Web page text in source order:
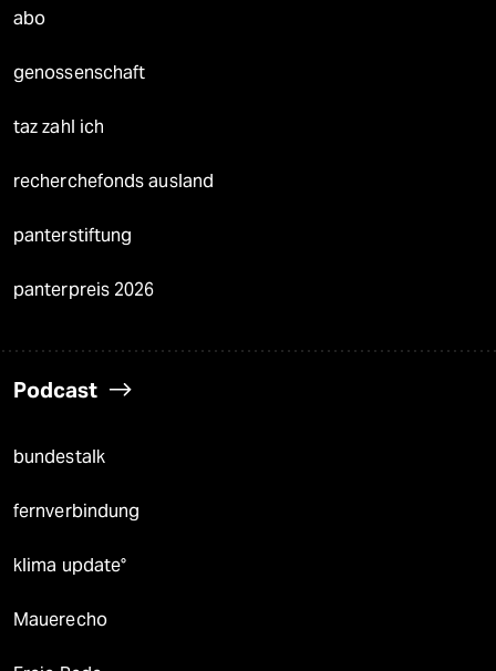
abo
genossenschaft
taz zahl ich
recherchefonds ausland
panterstiftung
panterpreis 2026
Podcast
bundestalk
fernverbindung
klima update°
Mauerecho